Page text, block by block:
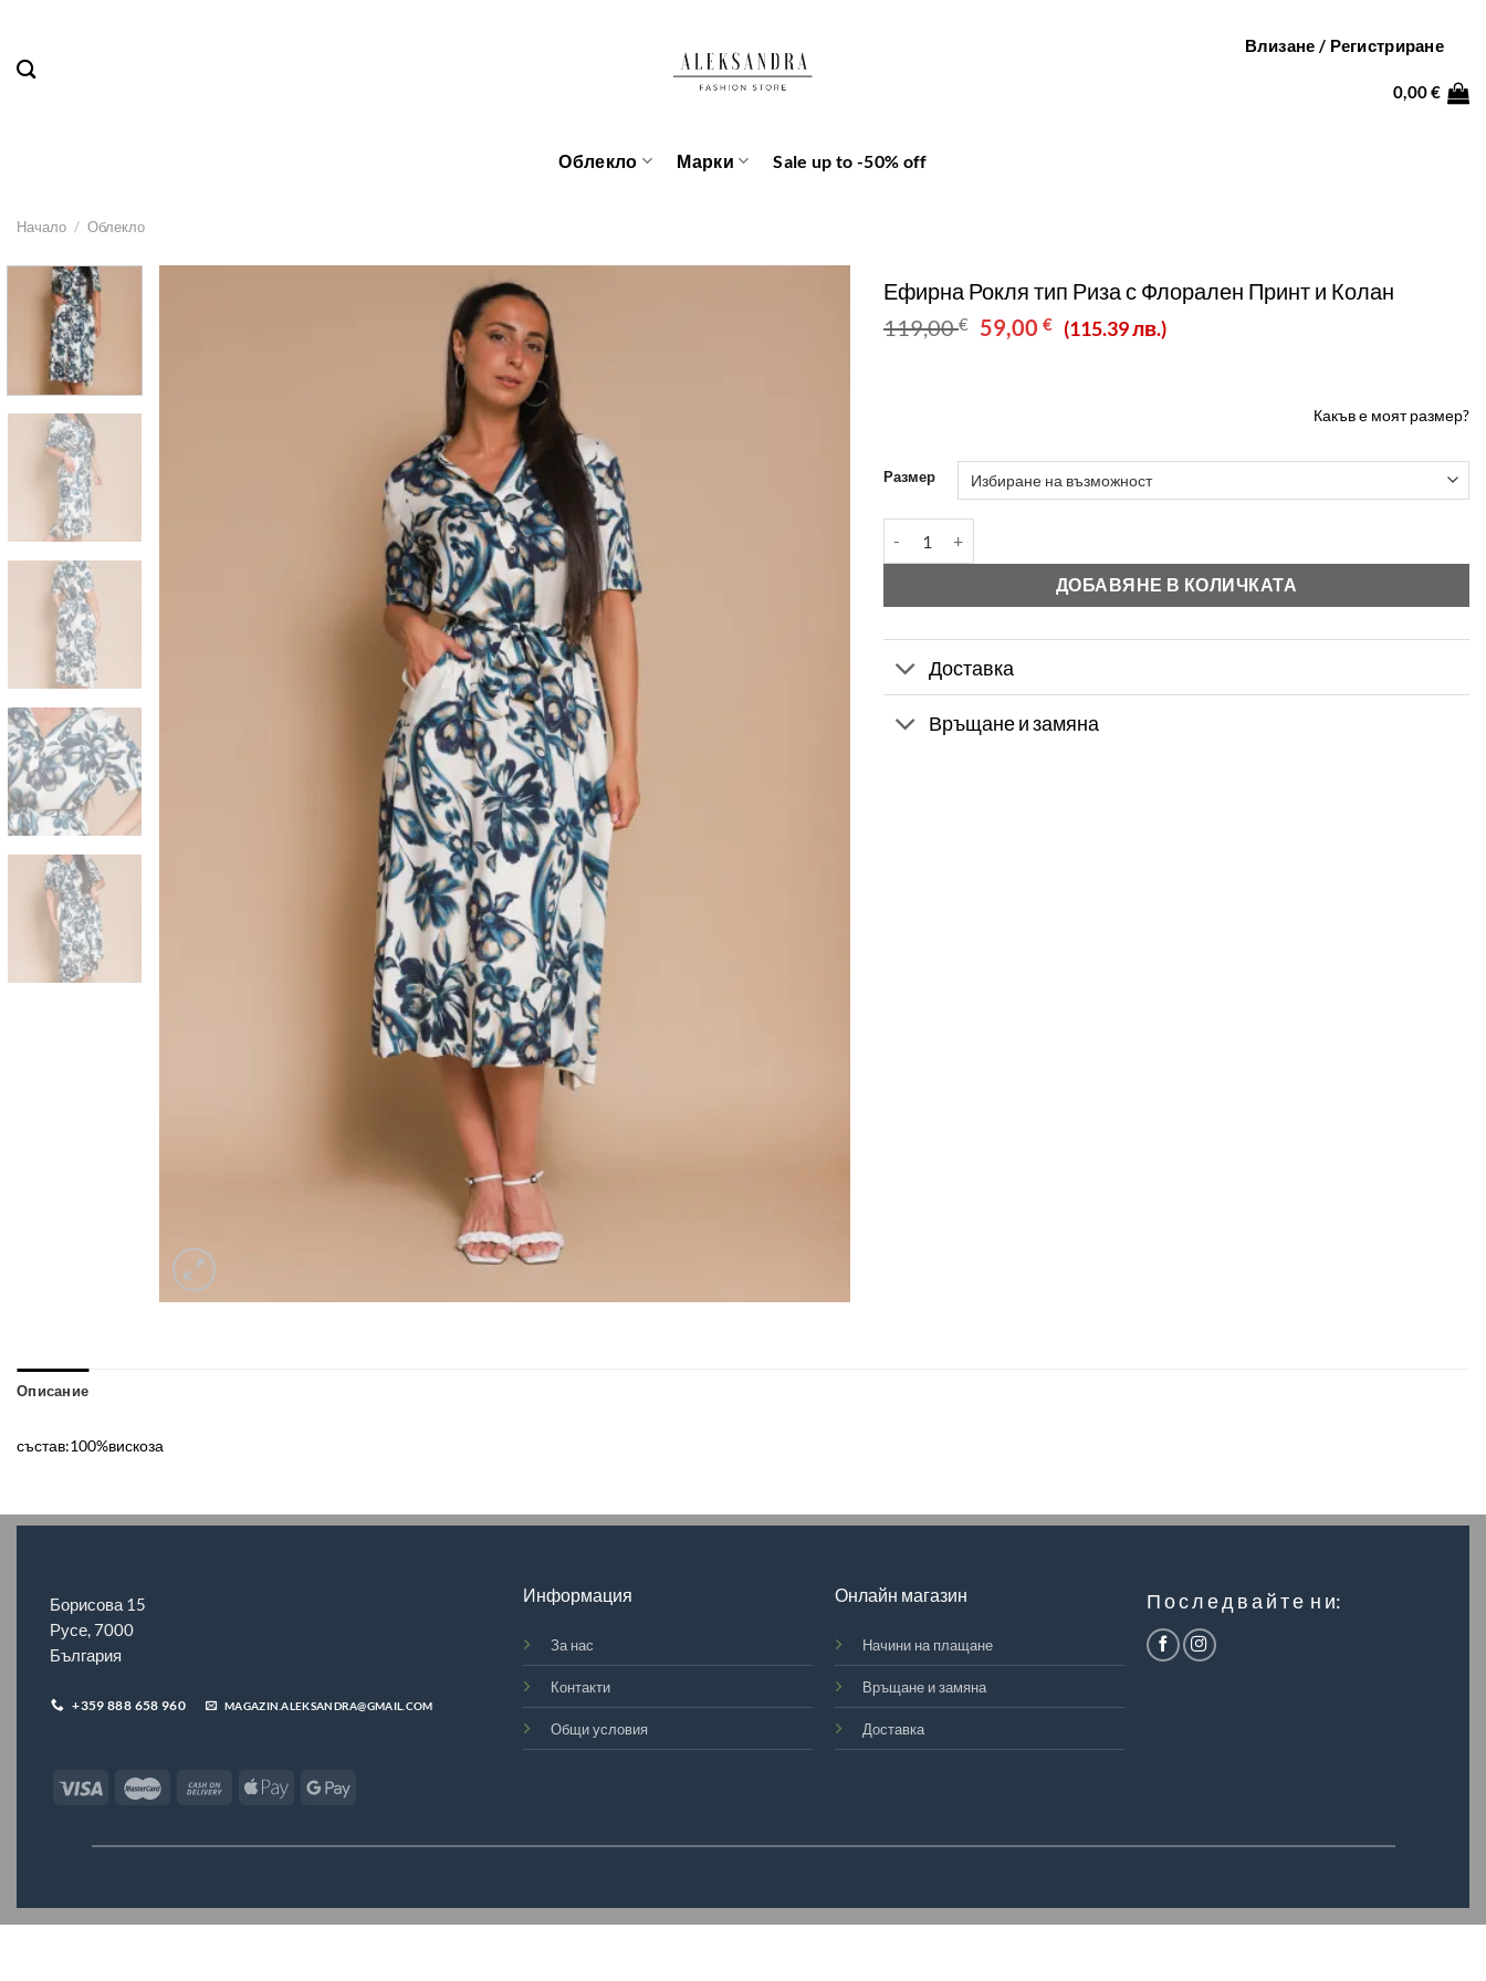
content
Влизане / Регистриране
0,00€
Облекло Марки Sale up to -50% off
Начало / Облекло
Ефирна Рокля тип Риза с Флорален Принт и Колан
119,00€
Original
price
59,00 €Текущата
цена
(115.39 лв.)
Какъв е моятразмер?
Размер
ДОБАВЯНЕ В КОЛИЧКАТА
Доставка
Връщане и замяна
Описание
състав:100%вискоза
Борисова 15
Русе, 7000
България
+359 888 658 960 MAGAZIN.ALEKSANDRA@GMAIL.COM
Информация
За нас
Контакти
Общи условия
Онлайн магазин
Начини на плащане
Връщане и замяна
Доставка
П о с л е д в а й т е н и: